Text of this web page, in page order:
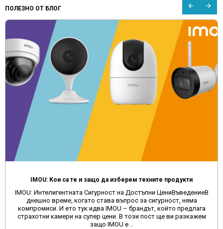
ПОЛЕЗНО ОТ БЛОГ
IMOU: Кои са те и защо да изберем техните продукти
IMOU: Интелигентната Сигурност на Достъпни ЦениВъведениеВ
днешно време, когато става въпрос за сигурност, няма
компромиси. И ето тук идва IMOU – брандът, който предлага
страхотни камери на супер цени. В този пост ще ви разкажем
защо IMOU е ..